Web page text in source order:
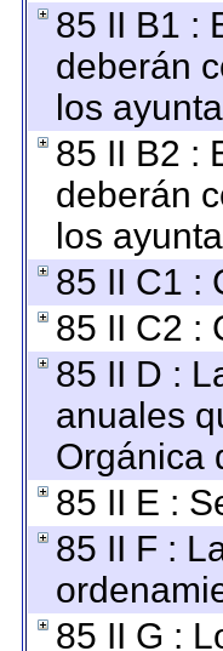
85 II B1 :
deberán
los
85 II B2 :
deberán
los
85 II C1 :
85 II C2 :
85 II D :
anuales
Orgánica
85 II E :
85 II F :
85 II G :